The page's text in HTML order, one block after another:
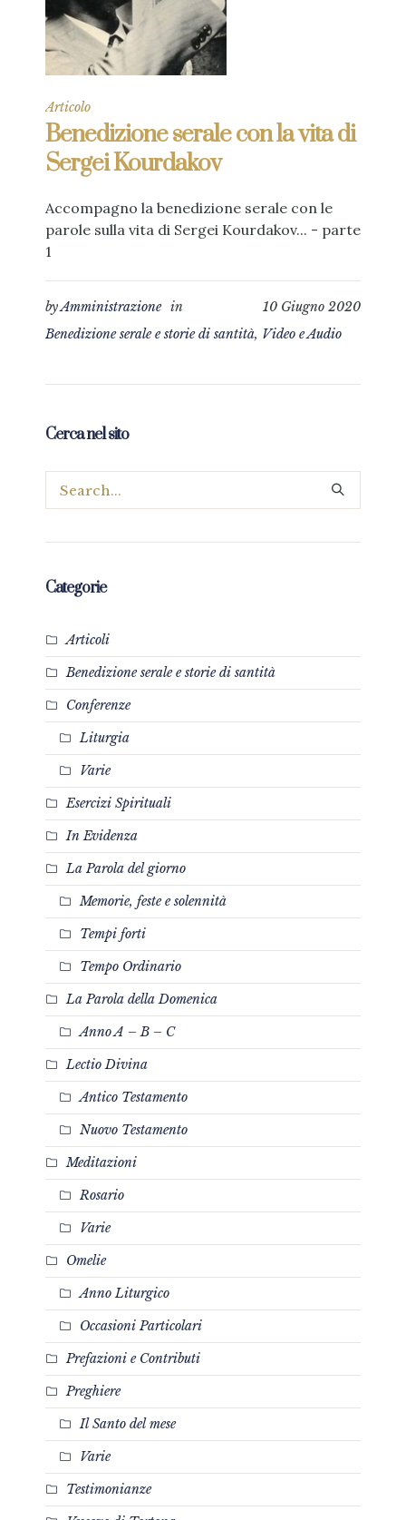
Articolo
Benedizione serale con la vita di
Sergei Kourdakov
Accompagno la benedizione serale con le
parole sulla vita di Sergei Kourdakov... - parte
1
10 Giugno 2020
byAmministrazione in
Benedizione serale e storie di santità, Video e Audio
Cerca nel sito
Categorie
Articoli
Benedizione serale e storie di santità
Conferenze
Liturgia
Varie
Esercizi Spirituali
In Evidenza
La Parola del giorno
Memorie, feste e solennità
Tempi forti
Tempo Ordinario
La Parola della Domenica
Anno A – B – C
Lectio Divina
Antico Testamento
Nuovo Testamento
Meditazioni
Rosario
Varie
Omelie
Anno Liturgico
Occasioni Particolari
Prefazioni e Contributi
Preghiere
Il Santo del mese
Varie
Testimonianze